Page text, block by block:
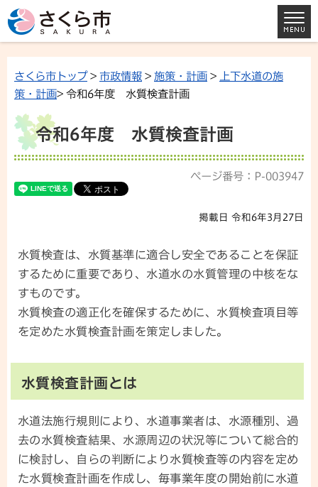
さくら市トップ> 市政情報 > 施策・計画 >
上下水道の施
策・計画> 令和6年度 水質検査計画
令和6年度 水質検査計画
ページ番号：P-003947
掲載日 令和6年3月27日
水質検査は、水質基準に適合し安全であることを保証
するために重要であり、水道水の水質管理の中核をな
すものです。
水質検査の適正化を確保するために、水質検査項目等
を定めた水質検査計画を策定しました。
水質検査計画とは
水道法施行規則により、水道事業者は、水源種別、過
去の水質検査結果、水源周辺の状況等について総合的
に検討し、自らの判断により水質検査等の内容を定め
た水質検査計画を作成し、毎事業年度の開始前に水道